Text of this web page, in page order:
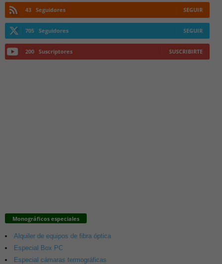
43 Seguidores SEGUIR
705 Seguidores SEGUIR
200 Suscriptores SUSCRIBIRTE
Monográficos especiales
Alquiler de equipos de fibra óptica
Especial Box PC
Especial cámaras termográficas